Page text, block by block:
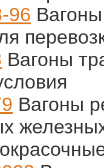
96
Вагоны
Вагоны